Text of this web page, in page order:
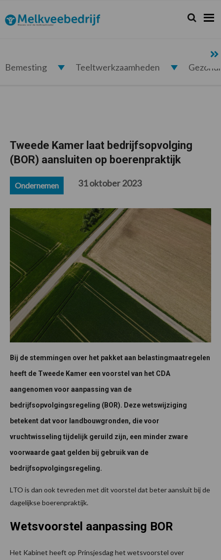
de
hoofdnavigatie
de
hoofd
de
eerste
de
voettekst
Melkveebedrijf.nl Zoeken...
Zoek
Bemesting Teeltwerkzaamheden
Tweede Kamer laat bedrijfsopvolging
(BOR) aansluiten op boerenpraktijk
Ondernemen 31 oktober 2023
Bij de stemmingen over het pakket aan belastingmaatregelen
heeft de Tweede Kamer een voorstel van het CDA
aangenomen voor aanpassing van de
bedrijfsopvolgingsregeling (BOR). Deze wetswijziging
betekent dat voor landbouwgronden, die voor
vruchtwisseling tijdelijk geruild zijn, een minder zware
voorwaarde gaat gelden bij gebruik van de
bedrijfsopvolgingsregeling.
LTO is dan ook tevreden met dit voorstel dat beter aansluit bij de
dagelijkse boerenpraktijk.
Wetsvoorstel aanpassing BOR
Het Kabinet heeft op Prinsjesdag het wetsvoorstel over